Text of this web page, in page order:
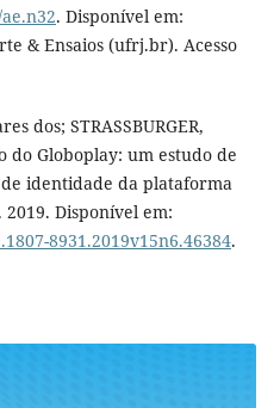
. Disponível em:
& Ensaios (ufrj.br). Acesso
dos; STRASSBURGER,
do Globoplay: um estudo de
identidade da plataforma
Disponível em:
8931.2019v15n6.46384.